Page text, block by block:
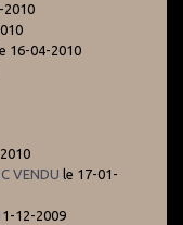
2010
16-04-2010
VENDU le 17-01-
12-2009